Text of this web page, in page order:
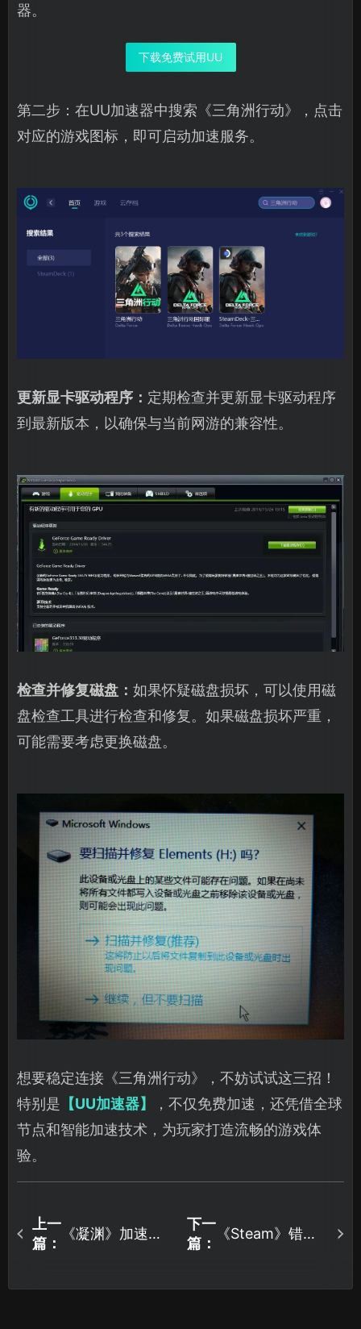
器。
下载免费试用UU
第二步：在UU加速器中搜索《三角洲行动》，点击
对应的游戏图标，即可启动加速服务。
更新显卡驱动程序： 定期检查并更新显卡驱动程序
到最新版本，以确保与当前网游的兼容性。
检查并修复磁盘： 如果怀疑磁盘损坏，可以使用磁
盘检查工具进行检查和修复。如果磁盘损坏严重，
可能需要考虑更换磁盘。
想要稳定连接《三角洲行动》，不妨试试这三招！
特别是 【UU加速器】
，不仅免费加速，还凭借全球
节点和智能加速技术，为玩家打造流畅的游戏体
验。
上一
篇：
《凝渊》加速器
器！
下一
篇：
《Steam》错误
了！